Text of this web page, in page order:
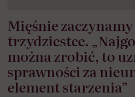
Mięśnie
trzydziestce.
można zrobić, to
sprawności za
element starzenia”